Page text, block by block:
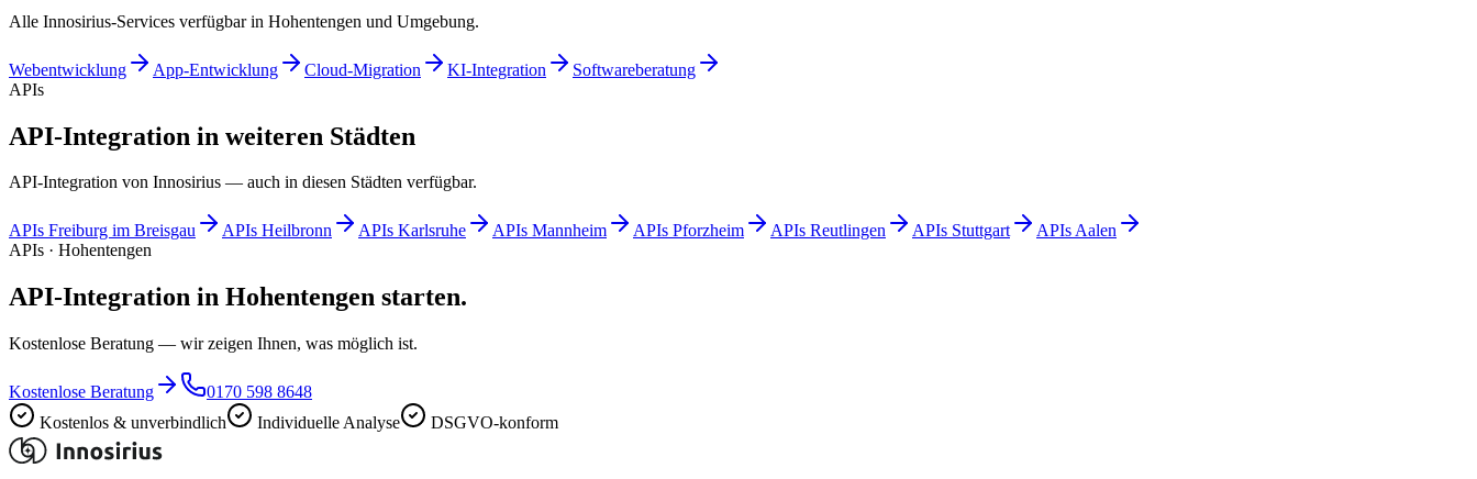
Alle Innosirius-Services verfügbar in Hohentengen und Umgebung.
Webentwicklung App-Entwicklung Cloud-Migration KI-Integration
Softwareberatung
APIs
API-Integration in weiteren Städten
API-Integration von Innosirius — auch in diesen Städten verfügbar.
APIs Freiburg im Breisgau APIs Heilbronn APIs Karlsruhe APIs Mannheim APIs Pforzheim APIs Reutlingen APIs Stuttgart APIsAalen
APIs · Hohentengen
API-Integration in Hohentengen starten.
Kostenlose Beratung — wir zeigen Ihnen, was möglich ist.
Kostenlose Beratung
0170 598 8648
Kostenlos & unverbindlich
Individuelle Analyse DSGVO-konform